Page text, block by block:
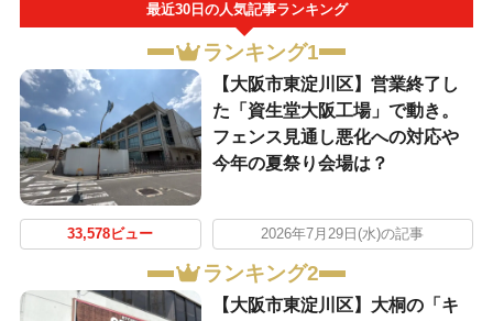
最近30日の人気記事ランキング
ランキング1
【大阪市東淀川区】営業終了し
た「資生堂大阪工場」で動き。
フェンス見通し悪化への対応や
今年の夏祭り会場は？
33,578ビュー 2026年7月29日(水)の記事
ランキング2
【大阪市東淀川区】大桐の「キ